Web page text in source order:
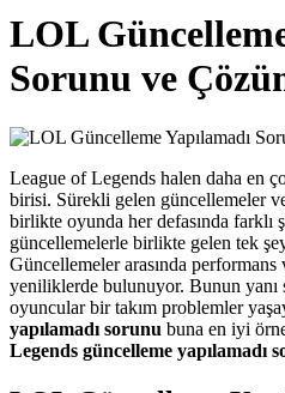
LOL
Sorunu ve
League of Legends halen daha en
birisi. Sürekli gelen güncellemeler
birlikte oyunda her defasında farklı
güncellemelerle birlikte gelen tek
Güncellemeler arasında
yeniliklerde bulunuyor. Bunun yanı
oyuncular bir takım problemler
yapılamadı sorunu buna en iyi
Legends güncelleme yapılamadı